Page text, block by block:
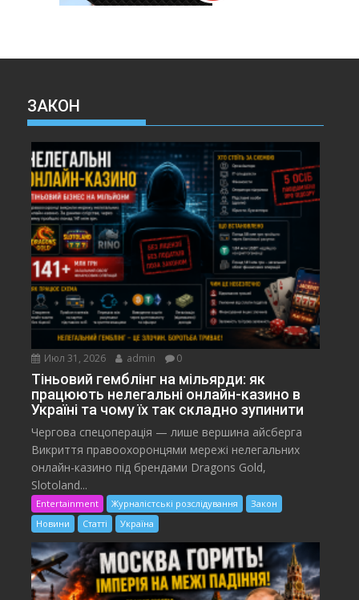
ЗАКОН
Июл 31, 2026 admin 0
Тіньовий гемблінг на мільярди: як
працюють нелегальні онлайн-казино в
Україні та чому їх так складно зупинити
Чергова спецоперація — лише вершина айсберга
Викриття правоохоронцями мережі нелегальних
онлайн-казино під брендами Dragons Gold,
Slotoland...
Entertainment Журналістські розслідування
Закон
Новини
Статті Україна